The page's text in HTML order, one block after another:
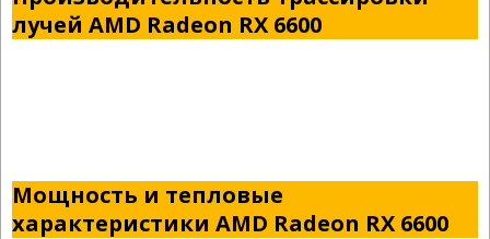
лучей AMD Radeon RX 6600
Мощность и тепловые
характеристики AMD Radeon RX 6600